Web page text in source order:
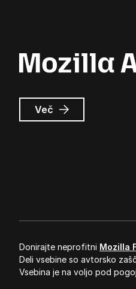
Več o
Oglasi
Donirajte neprofitni Mozilla
Deli vsebine so avtorsko
Vsebina je na voljo pod